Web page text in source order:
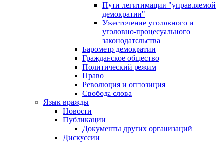
Пути легитимации "управляемой
демократии"
Ужесточение уголовного и
уголовно-процесуального
законодательства
Барометр демократии
Гражданское общество
Политический режим
Право
Революция и оппозиция
Свобода слова
Язык вражды
Новости
Публикации
Документы других организаций
Дискуссии